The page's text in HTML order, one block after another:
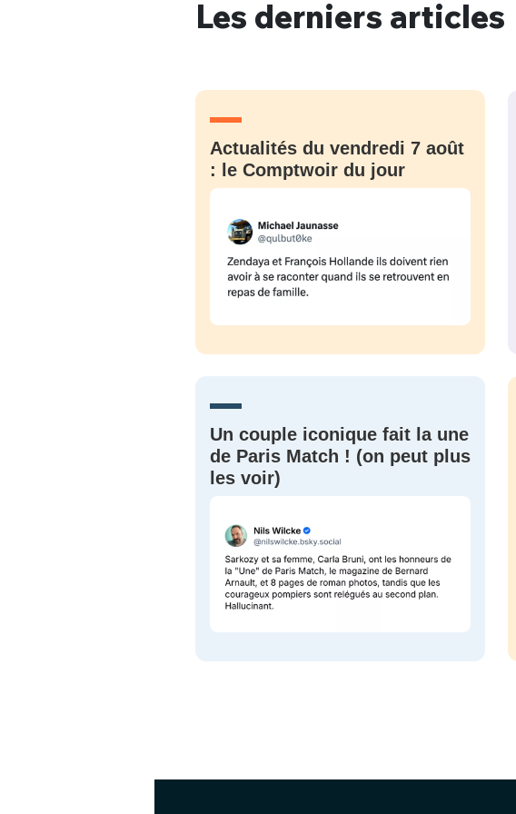
Les derniers articles
Actualités du vendredi 7 août
: le Comptwoir du jour
Un couple iconique fait la une
de Paris Match ! (on peut plus
les voir)